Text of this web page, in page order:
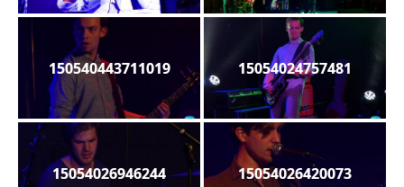
150540443711019 15054024757481
15054026946244 15054026420073